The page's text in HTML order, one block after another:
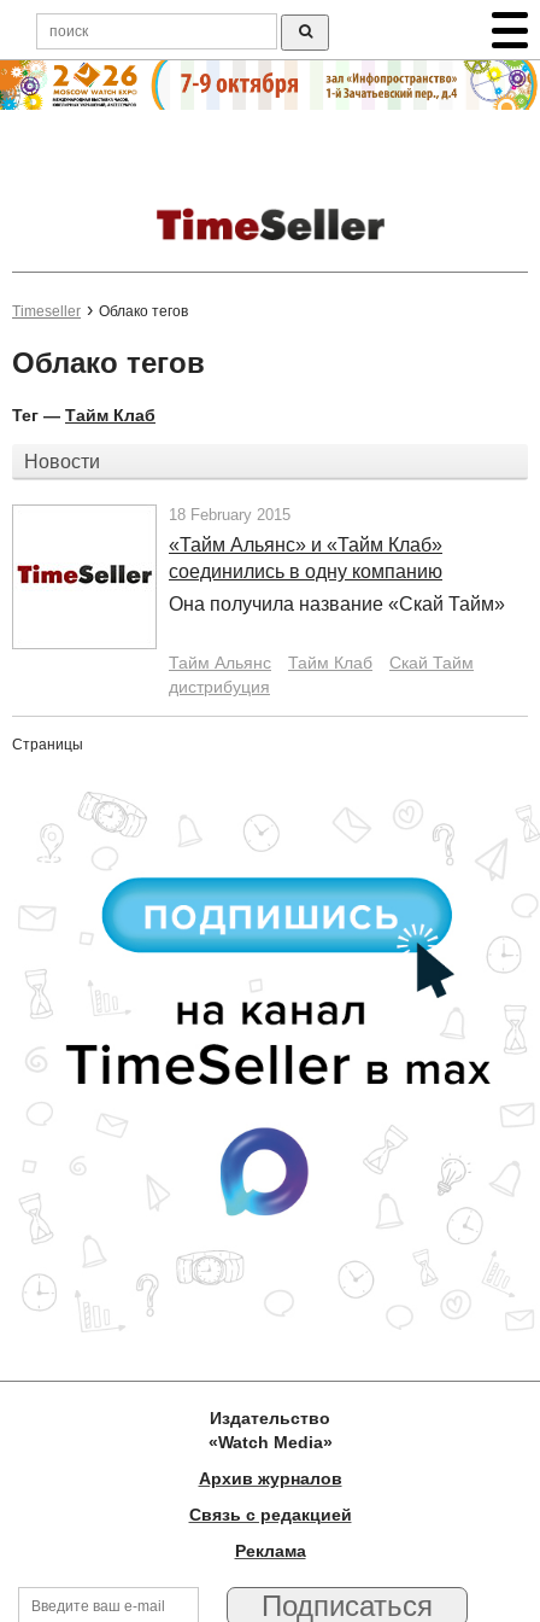
Timeseller Облако тегов
Облако тегов
Тег — Тайм Клаб
Новости
18 February 2015
«Тайм Альянс» и «Тайм Клаб»
соединились в одну компанию
Она получила название «Скай Тайм»
Тайм Альянс Тайм Клаб
Скай Тайм
дистрибуция
Страницы
Издательство
«Watch Media»
Архив журналов
Связь с редакцией
Реклама